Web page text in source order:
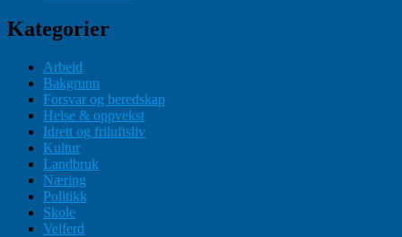
Kategorier
Arbeid
Bakgrunn
Forsvar og beredskap
Helse & oppvekst
Idrett og friluftsliv
Kultur
Landbruk
Næring
Politikk
Skole
Velferd